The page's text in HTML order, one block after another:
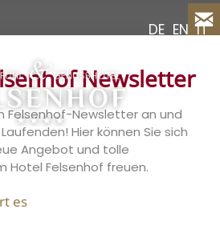
DE EN IT
Newsletter
Felsenhof-Newsletter an und
Hier können Sie sich
Angebot und tolle
Hotel Felsenhof freuen.
es